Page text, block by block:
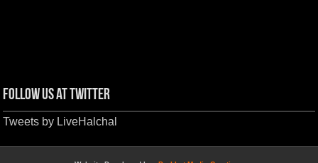
Follow us at Twitter
Tweets by LiveHalchal